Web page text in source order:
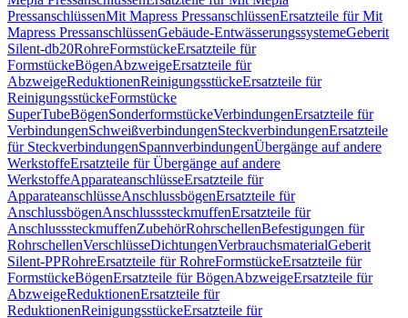
PressanschlüssenMit Mapress PressanschlüssenErsatzteile für Mit
Mapress PressanschlüssenGebäude-EntwässerungssystemeGeberit
Silent-db20RohreFormstückeErsatzteile für
FormstückeBögenAbzweigeErsatzteile für
AbzweigeReduktionenReinigungsstückeErsatzteile für
ReinigungsstückeFormstücke
SuperTubeBögenSonderformstückeVerbindungenErsatzteile für
VerbindungenSchweißverbindungenSteckverbindungenErsatzteile
für SteckverbindungenSpannverbindungenÜbergänge auf andere
WerkstoffeErsatzteile für Übergänge auf andere
WerkstoffeApparateanschlüsseErsatzteile für
ApparateanschlüsseAnschlussbögenErsatzteile für
AnschlussbögenAnschlusssteckmuffenErsatzteile für
AnschlusssteckmuffenZubehörRohrschellenBefestigungen für
RohrschellenVerschlüsseDichtungenVerbrauchsmaterialGeberit
Silent-PPRohreErsatzteile für RohreFormstückeErsatzteile für
FormstückeBögenErsatzteile für BögenAbzweigeErsatzteile für
AbzweigeReduktionenErsatzteile für
ReduktionenReinigungsstückeErsatzteile für